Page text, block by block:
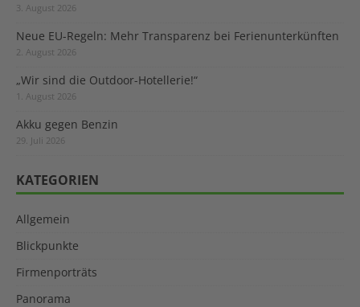
3. August 2026
Neue EU-Regeln: Mehr Transparenz bei Ferienunterkünften
2. August 2026
„Wir sind die Outdoor-Hotellerie!“
1. August 2026
Akku gegen Benzin
29. Juli 2026
KATEGORIEN
Allgemein
Blickpunkte
Firmenporträts
Panorama